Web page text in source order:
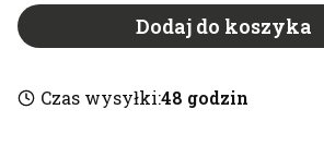
Dodaj do koszyka
Czas wysyłki:48 godzin